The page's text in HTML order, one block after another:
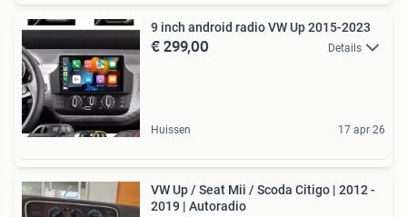
9 inch android radio VW Up 2015-2023
€ 299,00 Details
Huissen 17 apr 26
VW Up / Seat Mii / Scoda Citigo | 2012 -
2019 | Autoradio